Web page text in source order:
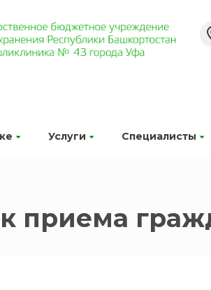
Услуги Специалисты
приема